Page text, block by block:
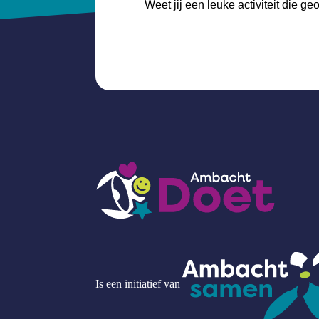
Weet jij een leuke activiteit die
Is een initiatief van